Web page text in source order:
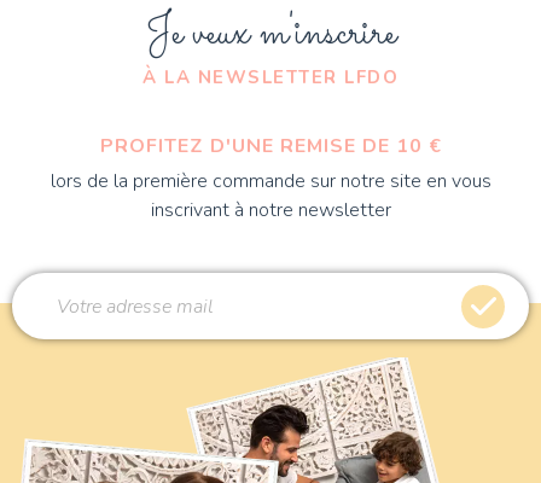
Je veux m'inscrire
À LA NEWSLETTER LFDO
PROFITEZ D'UNE REMISE DE 10 €
lors de la première commande sur notre site en vous
inscrivant à notre newsletter